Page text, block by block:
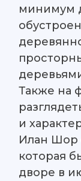
минимум
Также на
и
Илан Шор
которая
дворе в